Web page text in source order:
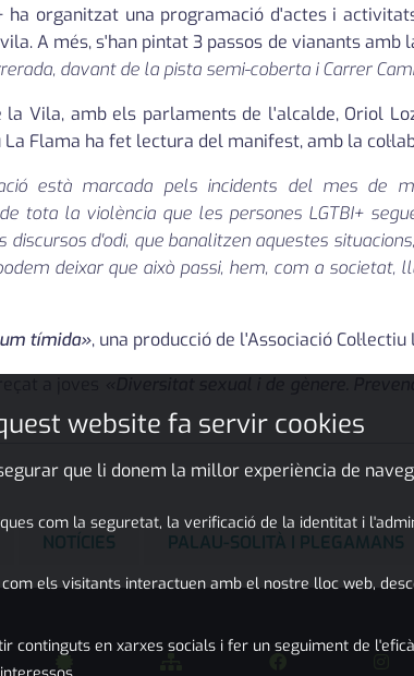
ha organitzat una programació d'actes i
A més, s'han pintat 3 passos de vianants amb
davant de la pista semi-coberta i Carrer
Vila, amb els parlaments de l'alcalde, Oriol
La Flama ha fet lectura del manifest, amb la
està marcada pels incidents del mes de
tota la violència que les persones LGTBI+
d'odi, que banalitzen aquestes
deixar que això passi, hem, com a
tímida», una producció de l'Associació Col·lectiu
NOTÍCIES PALAU-SOLITÀ I PLEGAMANS
website fa servir cookies
que li donem la millor experiència de
com la seguretat, la verificació de la identitat i
els visitants interactuen amb el nostre lloc web,
continguts en xarxes socials i fer un seguiment de